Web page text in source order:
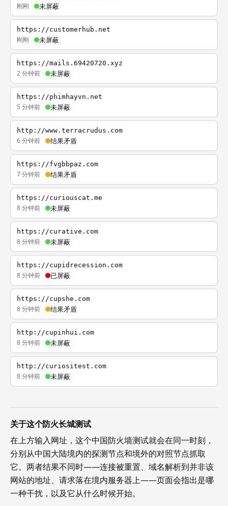
刚刚 未屏蔽
https://customerhub.net
刚刚 未屏蔽
https://mails.69420720.xyz
2 分钟前 未屏蔽
https://phimhayvn.net
5 分钟前 未屏蔽
http://www.terracrudus.com
6 分钟前 结果矛盾
https://fvgbbpaz.com
7 分钟前 结果矛盾
https://curiouscat.me
8 分钟前 未屏蔽
https://curative.com
8 分钟前 未屏蔽
https://cupidrecession.com
8 分钟前 已屏蔽
https://cupshe.com
8 分钟前 结果矛盾
http://cupinhui.com
8 分钟前 未屏蔽
http://curiositest.com
8 分钟前 未屏蔽
关于这个防火长城测试
在上方输入网址，这个中国防火墙测试就会在同一时刻，
分别从中国大陆境内的探测节点和境外的对照节点抓取
它。两者结果不同时——连接被重置、域名解析到并非该
网站的地址、请求落在境内服务器上——页面会指出是哪
一种干扰，以及它从什么时候开始。